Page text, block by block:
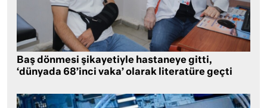
Baş dönmesi şikayetiyle hastaneye gitti,
‘dünyada 68’inci vaka’ olarak literatüre geçti